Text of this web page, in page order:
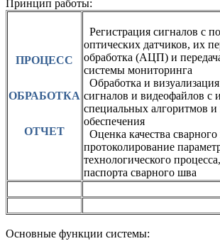
Принцип работы:
ПРОЦЕСС
ОБРАБОТКА
ОТЧЕТ
Регистрация сигналов с
оптических датчиков, их
обработка (АЦП) и
системы мониторинга
Обработка и
сигналов и видеофайлов с
специальных алгоритмов
обеспечения
Оценка качества
протоколирование
технологического
паспорта сварного шва
Основные функции системы: